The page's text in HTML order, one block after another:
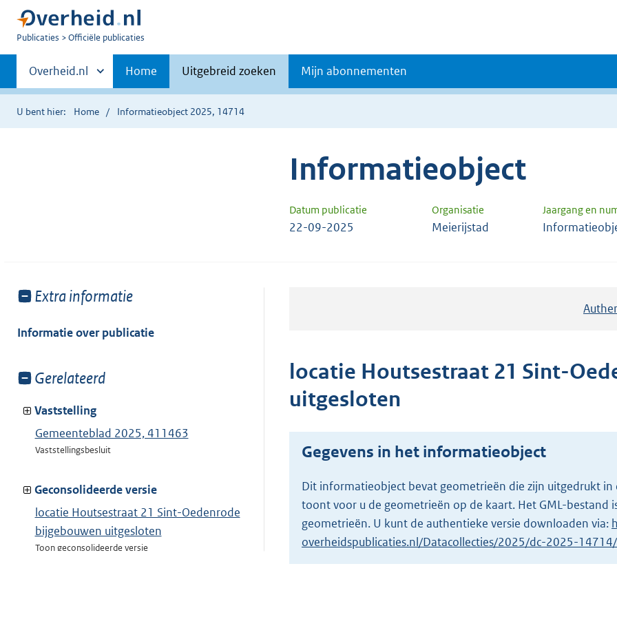
U
Publicaties Officiële publicaties
Primaire
navigatie
Andere
sites
binnen
Overheid.nl Home Uitgebreid zoeken Mijn abonnementen
U bent hier: Home Informatieobject 2025, 14714
Informatieobject
Datum publicatie Organisatie Jaargang en
22-09-2025 Meierijstad
Toon
van:
Extra informatie
Informatie over publicatie
Toon
van:
Gerelateerd
Vaststelling
Gemeenteblad 2025, 411463
Vaststellingsbesluit
Geconsolideerde versie
locatie Houtsestraat 21 Sint-Oedenrode
bijgebouwen uitgesloten
Toon geconsolideerde versie
locatie Houtsestraat 21 Sint-
uitgesloten
Gegevens in het informatieobject
Dit informatieobject bevat geometrieën die zijn uitgedrukt in
toont voor u de geometrieën op de kaart. Het GML-bestand
geometrieën. U kunt de authentieke versie downloaden via:
overheidspublicaties.nl/Datacollecties/2025/dc-2025-